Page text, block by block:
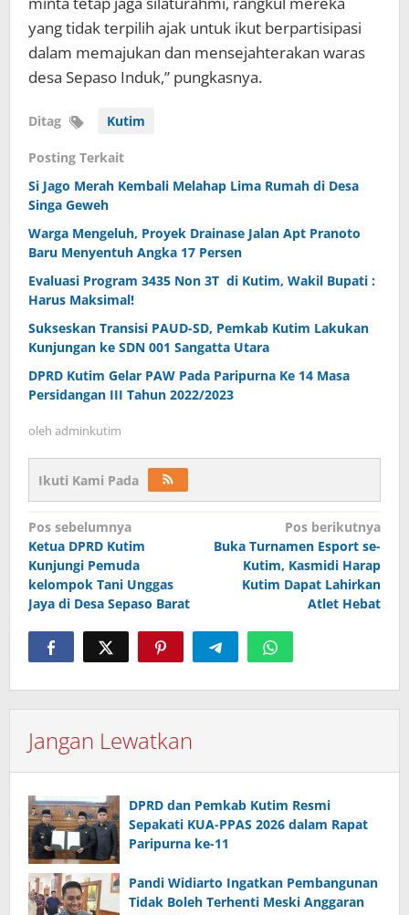
yang tidak terpilih ajak untuk ikut berpartisipasi
dalam memajukan dan mensejahterakan waras
desa Sepaso Induk,” pungkasnya.
Ditag Kutim
Posting Terkait
Si Jago Merah Kembali Melahap Lima Rumah di Desa
Singa Geweh
Warga Mengeluh, Proyek Drainase Jalan Apt Pranoto
Baru Menyentuh Angka 17 Persen
Evaluasi Program 3435 Non 3T di Kutim, Wakil Bupati :
Harus Maksimal!
Sukseskan Transisi PAUD-SD, Pemkab Kutim Lakukan
Kunjungan ke SDN 001 Sangatta Utara
DPRD Kutim Gelar PAW Pada Paripurna Ke 14 Masa
Persidangan III Tahun 2022/2023
oleh adminkutim
Ikuti Kami Pada
Navigasi
pos
Pos sebelumnya
Ketua DPRD Kutim
Kunjungi Pemuda
kelompok Tani Unggas
Jaya di Desa Sepaso Barat
Pos berikutnya
Buka Turnamen Esport se-
Kutim, Kasmidi Harap
Kutim Dapat Lahirkan
Atlet Hebat
Jangan Lewatkan
DPRD dan Pemkab Kutim Resmi
Sepakati KUA-PPAS 2026 dalam Rapat
Paripurna ke-11
Pandi Widiarto Ingatkan Pembangunan
Tidak Boleh Terhenti Meski Anggaran